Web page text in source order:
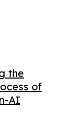
the
of
AI